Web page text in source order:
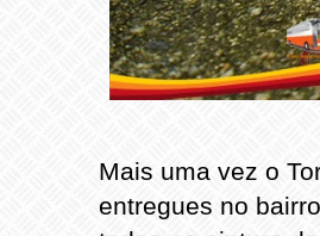
Mais uma vez o
entregues no